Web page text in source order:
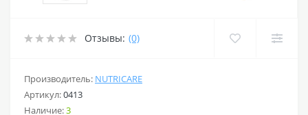
Отзывы: (0)
Производитель: NUTRICARE
Артикул:0413
Наличие:3